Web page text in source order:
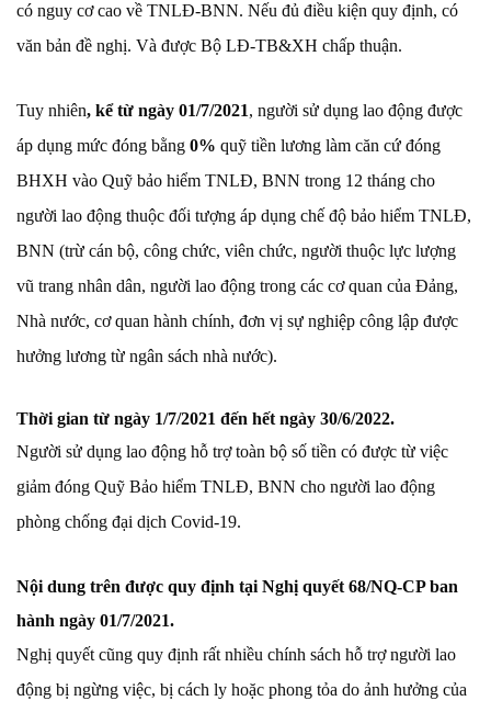
có nguy cơ cao về TNLĐ-BNN. Nếu đủ điều kiện quy định, có
văn bản đề nghị. Và được Bộ LĐ-TB&XH chấp thuận.
Tuy nhiên, kể từ ngày 01/7/2021, người sử dụng lao động được
áp dụng mức đóng bằng 0% quỹ tiền lương làm căn cứ đóng
BHXH vào Quỹ bảo hiểm TNLĐ, BNN trong 12 tháng cho
người lao động thuộc đối tượng áp dụng chế độ bảo hiểm TNLĐ,
BNN (trừ cán bộ, công chức, viên chức, người thuộc lực lượng
vũ trang nhân dân, người lao động trong các cơ quan của Đảng,
Nhà nước, cơ quan hành chính, đơn vị sự nghiệp công lập được
hưởng lương từ ngân sách nhà nước).
Thời gian từ ngày 1/7/2021 đến hết ngày 30/6/2022.
Người sử dụng lao động hỗ trợ toàn bộ số tiền có được từ việc
giảm đóng Quỹ Bảo hiểm TNLĐ, BNN cho người lao động
phòng chống đại dịch Covid-19.
Nội dung trên được quy định tạiNghị quyết 68/NQ-CPban
hành ngày 01/7/2021.
Nghị quyết cũng quy định rất nhiều chính sách hỗ trợ người lao
động bị ngừng việc, bị cách ly hoặc phong tỏa do ảnh hưởng của